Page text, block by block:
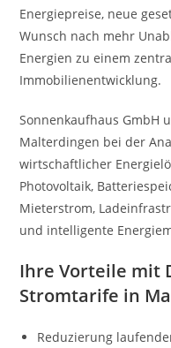
Energiepreise, neue
Wunsch nach mehr
Energien zu einem
Immobilienentwicklung.
Sonnenkaufhaus GmbH
Malterdingen bei der
wirtschaftlicher
Photovoltaik,
Mieterstrom,
und intelligente
Ihre Vorteile mit
Stromtarife in
Reduzierung